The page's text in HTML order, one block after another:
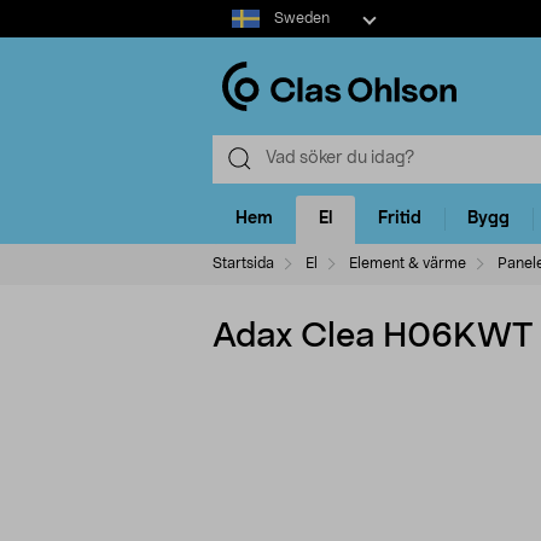
Select
market
Sweden
Hem El Fritid Bygg
Startsida El Element & värme
Adax Clea